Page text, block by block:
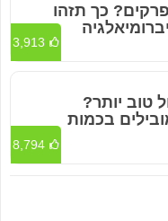
כך תזהו
3,913
טוב יותר?
בכמות
8,794